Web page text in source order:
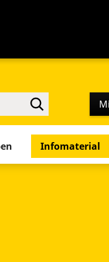
Infomaterial